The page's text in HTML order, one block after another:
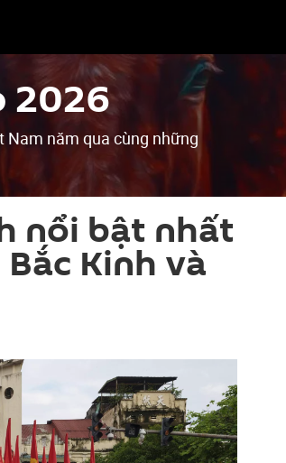
2026
Nam năm qua cùng những
nổi bật nhất
Kinh và